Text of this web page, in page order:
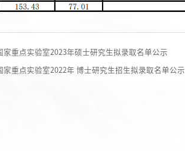
重点实验室2023年硕士研究生拟录取名单公示
重点实验室2022年 博士研究生招生拟录取名单公示